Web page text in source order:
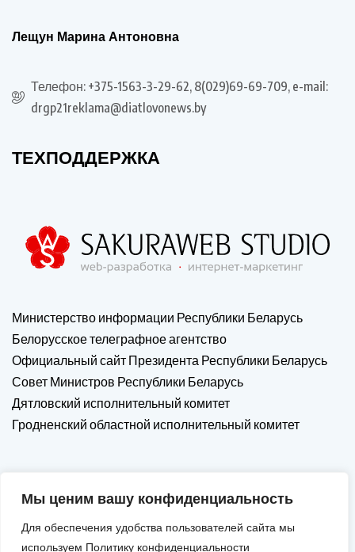
Мы ценим вашу конфиденциальность
Для обеспечения удобства пользователей сайта мы
используем Политику конфиденциальности
Лещун Марина Антоновна
Телефон: +375-1563-3-29-62, 8(029)69-69-709, e-mail:
drgp21reklama@diatlovonews.by
ТЕХПОДДЕРЖКА
Министерство информации Республики Беларусь
Белорусское телеграфное агентство
Официальный сайт Президента Республики Беларусь
Совет Министров Республики Беларусь
Дятловский исполнительный комитет
Гродненский областной исполнительный комитет